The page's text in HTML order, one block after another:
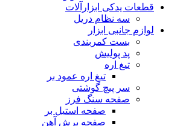
قطعات یدکی ابزارآلات
سه نظام دریل
لوازم جانبی ابزار
بست کمربندی
پد پولیش
تیغ اره
تیغ اره عمود بر
سر پیچ گوشتی
صفحه سنگ فرز
صفحه استیل بر
صفحه برش آهن